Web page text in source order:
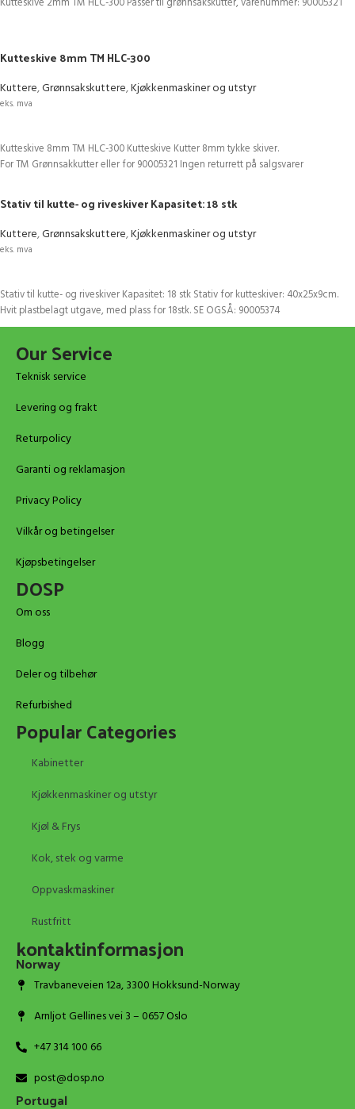
Kutteskive 8mm TM HLC-300
Kuttere,Grønnsakskuttere,Kjøkkenmaskiner og utstyr
eks. mva
Kutteskive 8mm TM HLC-300 Kutteskive Kutter 8mm tykke skiver.
For TM Grønnsakkutter eller for 90005321 Ingen returrett på salgsvarer
Stativ til kutte- og riveskiver Kapasitet: 18 stk
Kuttere,Grønnsakskuttere,Kjøkkenmaskiner og utstyr
eks. mva
Stativ til kutte- og riveskiver Kapasitet: 18 stk Stativ for kutteskiver: 40x25x9cm.
Hvit plastbelagt utgave, med plass for 18stk. SE OGSÅ: 90005374
Our Service
Teknisk service
Levering og frakt
Returpolicy
Garanti og reklamasjon
Privacy Policy
Vilkår og betingelser
Kjøpsbetingelser
DOSP
Om oss
Blogg
Deler og tilbehør
Refurbished
Popular Categories
Kabinetter
Kjøkkenmaskiner og utstyr
Kjøl & Frys
Kok, stek og varme
Oppvaskmaskiner
Rustfritt
kontaktinformasjon
Norway
Travbaneveien 12a, 3300 Hokksund-Norway
Arnljot Gellines vei 3 – 0657 Oslo
+47 314 100 66
post@dosp.no
Portugal